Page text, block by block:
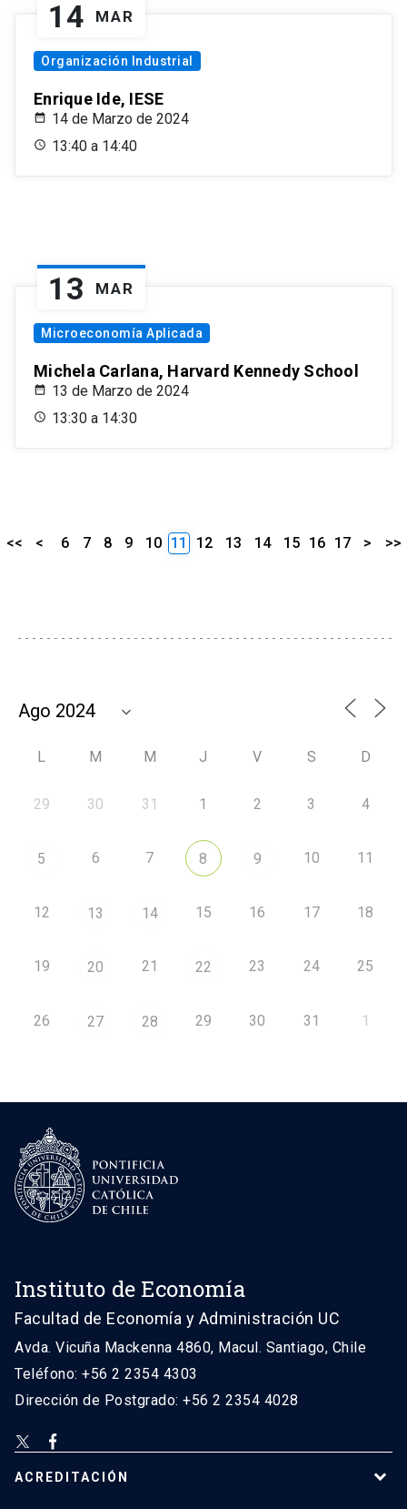
14 MAR
Organización Industrial
Enrique Ide, IESE
14 de Marzo de 2024
13:40 a 14:40
13 MAR
Microeconomía Aplicada
Michela Carlana, Harvard Kennedy School
13 de Marzo de 2024
13:30 a 14:30
<< < 6 7 8 9 10 11 12 13 14 15 16 17 > >>
L M M J V S D
29 30 31 1 2 3 4
5 6 7 8 9 10 11
12 13 14 15 16 17 18
19 20 21 22 23 24 25
26 27 28 29 30 31 1
Instituto de Economía
Facultad de Economía y Administración UC
Avda. Vicuña Mackenna 4860, Macul. Santiago, Chile
Teléfono: +56 2 2354 4303
Dirección de Postgrado: +56 2 2354 4028
ACREDITACIÓN